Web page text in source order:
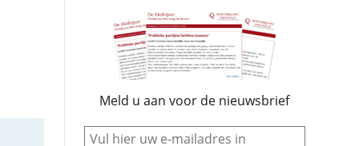
Meld u aan voor de nieuwsbrief
e-mail